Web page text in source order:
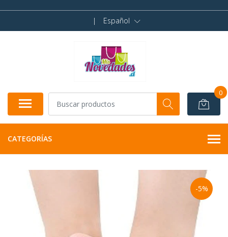
| Español
0
CATEGORÍAS
-5%